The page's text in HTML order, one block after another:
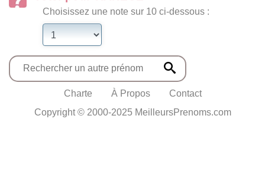
Choisissez une note sur 10 ci-dessous :
Charte À Propos
Contact
Copyright © 2000-2025 MeilleursPrenoms.com